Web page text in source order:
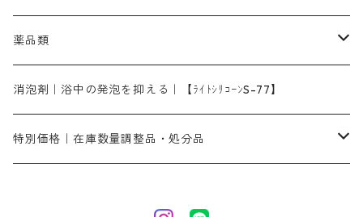
ターキスブルーHNG｜緑みの空色
片羽刷毛
ライトフィックスAコンク｜綿・麻もしくは直接染料で染めた素材
シルクフィックス３A｜絹の染料定着向上剤
アルカリ剤｜反応染料用
ソーダ灰
染料溶解剤
セレナゾールPDN｜各種染料の染料溶解剤
たんぱく質系
化学糊（PVA）
防腐剤｜アルカリ性
全体脱色｜ハイドロサルファイトコンク
部分脱色｜デグロリンSコンク
脱色助剤｜浸透・複色抑制剤
メイプロガムNP｜にじみ防止剤
アミラヂンD｜浸透・複色抑制剤
染料溶解剤｜染料の均一な浸透・吸着を補助する
捺染糊
メイプロガムNP（綿・麻・絹用｜直接・酸性・含金染料用）
白場汚染防止剤｜ソーピング剤｜水洗する際の再汚染防止剤
薬品類
ア行
カ行
消泡剤｜浴中の発泡を抑える｜【ﾗｲﾄｼﾘｺｰﾝS-77】
特別価格｜在庫数量調整品・処分品